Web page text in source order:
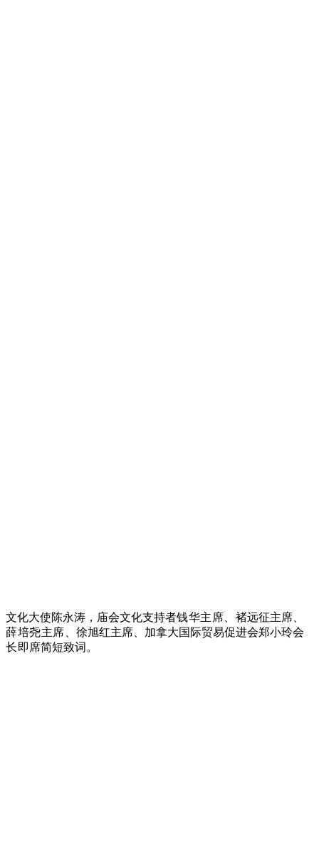
文化大使陈永涛，庙会文化支持者钱华主席、 褚远征主席、
薛培尧主席、徐旭红主席、加拿大国际贸易促进会郑小玲会
长 即席简短致词。